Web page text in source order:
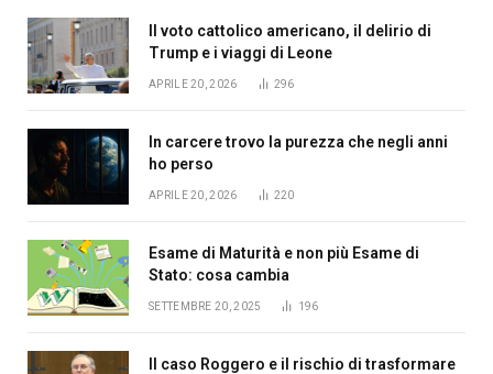
Il voto cattolico americano, il delirio di
Trump e i viaggi di Leone
APRILE 20, 2026 296
In carcere trovo la purezza che negli anni
ho perso
APRILE 20, 2026 220
Esame di Maturità e non più Esame di
Stato: cosa cambia
SETTEMBRE 20, 2025 196
Il caso Roggero e il rischio di trasformare